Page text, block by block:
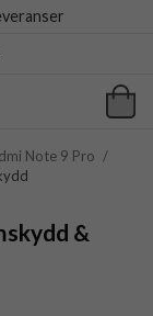
Note 9 Pro /
&